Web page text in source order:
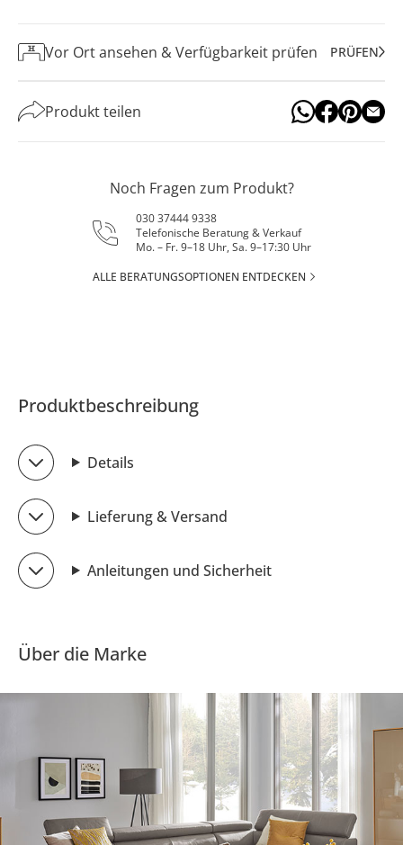
Vor Ort ansehen & Verfügbarkeit prüfen PRÜFEN
Produkt teilen
Noch Fragen zum Produkt?
030 37444 9338
Telefonische Beratung & Verkauf
Mo. – Fr. 9–18 Uhr, Sa. 9–17:30 Uhr
ALLE BERATUNGSOPTIONEN ENTDECKEN
Produktbeschreibung
Details
Lieferung & Versand
Anleitungen und Sicherheit
Über die Marke